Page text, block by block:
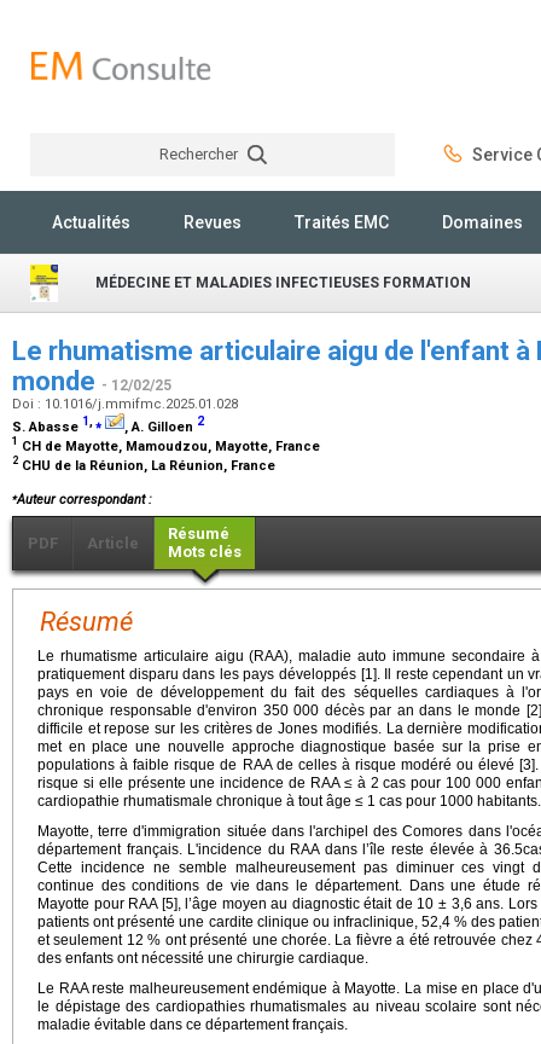
Rechercher Service
Actualités Revues Traités EMC Domaines
MÉDECINE ET MALADIES INFECTIEUSES FORMATION
Le rhumatisme articulaire aigu de l'enfant
monde - 12/02/25
Doi : 10.1016/j.mmifmc.2025.01.028
S. Abasse 1,⁎ , A. Gilloen 2
1 CH de Mayotte, Mamoudzou, Mayotte, France
2 CHU de la Réunion, La Réunion, France
⁎Auteur correspondant :
PDF Article
Résumé
Mots clés
Résumé
Le rhumatisme articulaire aigu (RAA), maladie auto immune secondaire
pratiquement disparu dans les pays développés [1]. Il reste cependant un
pays en voie de développement du fait des séquelles cardiaques à
chronique responsable d'environ 350 000 décès par an dans le monde
difficile et repose sur les critères de Jones modifiés. La dernière
met en place une nouvelle approche diagnostique basée sur la prise
populations à faible risque de RAA de celles à risque modéré ou élevé
risque si elle présente une incidence de RAA ≤ à 2 cas pour 100 000
cardiopathie rhumatismale chronique à tout âge ≤ 1 cas pour 1000 habitants.
Mayotte, terre d'immigration située dans l'archipel des Comores dans
département français. L'incidence du RAA dans l’île reste élevée à
Cette incidence ne semble malheureusement pas diminuer ces vingt
continue des conditions de vie dans le département. Dans une étude
Mayotte pour RAA [5], l’âge moyen au diagnostic était de 10 ± 3,6 ans.
patients ont présenté une cardite clinique ou infraclinique, 52,4 % des
et seulement 12 % ont présenté une chorée. La fièvre a été retrouvée chez
des enfants ont nécessité une chirurgie cardiaque.
Le RAA reste malheureusement endémique à Mayotte. La mise en place
le dépistage des cardiopathies rhumatismales au niveau scolaire sont
maladie évitable dans ce département français.